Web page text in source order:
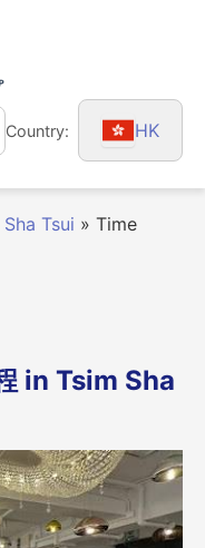
Country: HK
Tsui » Time
in Tsim Sha